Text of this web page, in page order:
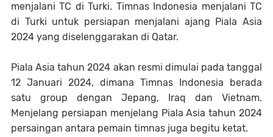
menjalani TC di Turki. Timnas Indonesia menjalani TC
di Turki untuk persiapan menjalani ajang Piala Asia
2024 yang diselenggarakan di Qatar.
Piala Asia tahun 2024 akan resmi dimulai pada tanggal
12 Januari 2024, dimana Timnas Indonesia berada
satu group dengan Jepang, Iraq dan Vietnam.
Menjelang persiapan menjelang Piala Asia tahun 2024
persaingan antara pemain timnas juga begitu ketat.